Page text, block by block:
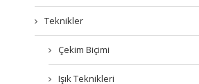
Teknikler
Çekim Biçimi
Işık Teknikleri